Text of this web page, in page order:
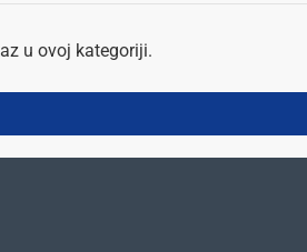
u ovoj kategoriji.